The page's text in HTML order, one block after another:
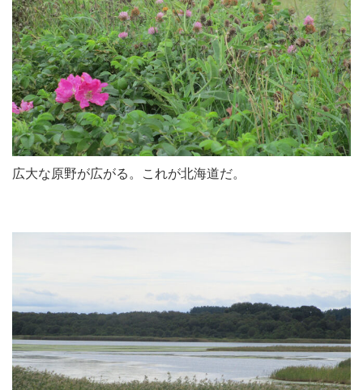
広大な原野が広がる。これが北海道だ。